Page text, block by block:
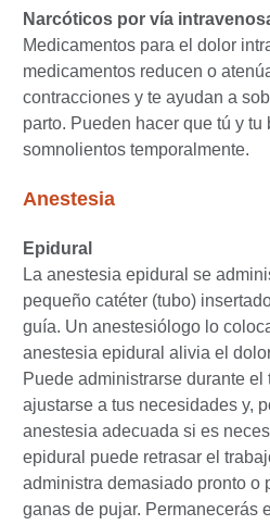
Narcóticos por vía
Medicamentos para el dolor
medicamentos reducen o
contracciones y te ayudan a
parto. Pueden hacer que tú y tu
somnolientos temporalmente.
Anestesia
Epidural
La anestesia epidural se
pequeño catéter (tubo)
guía. Un anestesiólogo lo
anestesia epidural alivia el
Puede administrarse durante el
ajustarse a tus necesidades y,
anestesia adecuada si es
epidural puede retrasar el
administra demasiado pronto o
ganas de pujar. Permanecerás